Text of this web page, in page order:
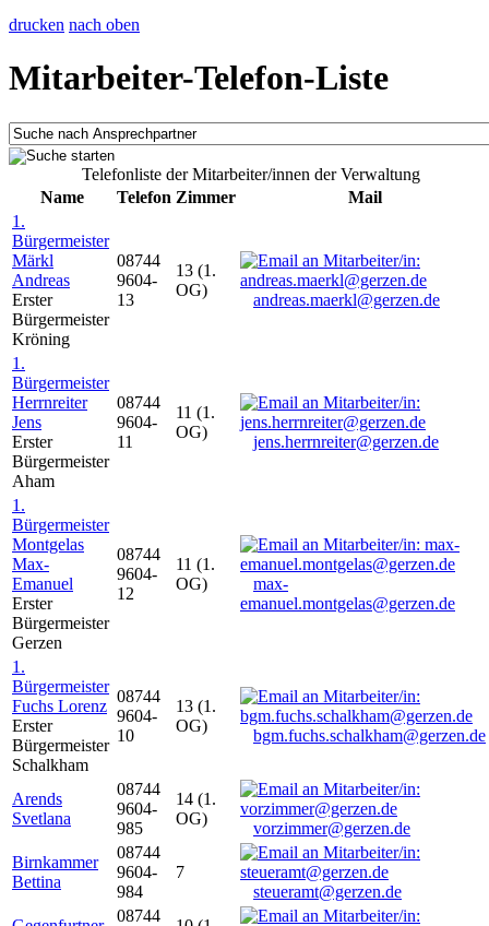
drucken nach oben
Mitarbeiter-Telefon-Liste
Telefonliste der Mitarbeiter/innen der Verwaltung
Name
Telefon Zimmer
Mail
1.
Bürgermeister
Märkl
Andreas
Erster
Bürgermeister
Kröning
08744
9604-
13
13 (1.
OG)
andreas.maerkl@gerzen.de
1.
Bürgermeister
Herrnreiter
Jens
Erster
Bürgermeister
Aham
08744
9604-
11
11 (1.
OG)
jens.herrnreiter@gerzen.de
1.
Bürgermeister
Montgelas
Max-
Emanuel
Erster
Bürgermeister
Gerzen
08744
9604-
12
11 (1.
OG)
max-
emanuel.montgelas@gerzen.de
1.
Bürgermeister
Fuchs Lorenz
Erster
Bürgermeister
Schalkham
08744
9604-
10
13 (1.
OG)
bgm.fuchs.schalkham@gerzen.de
Arends
Svetlana
08744
9604-
985
14 (1.
OG)
vorzimmer@gerzen.de
Birnkammer
Bettina
08744
9604-
984
7
steueramt@gerzen.de
08744